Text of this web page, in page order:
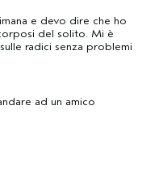
e devo dire che ho
del solito. Mi è
radici senza problemi
ad un amico